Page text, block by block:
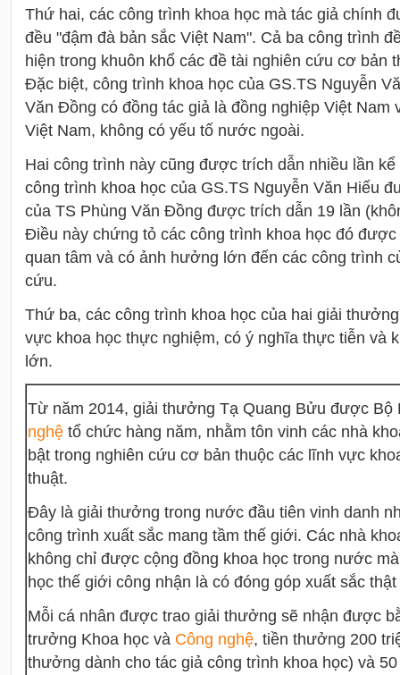
Thứ hai, các công trình khoa học mà tác giả chính
đều "đậm đà bản sắc Việt Nam". Cả ba công trình
hiện trong khuôn khổ các đề tài nghiên cứu cơ bản
Đặc biệt, công trình khoa học của GS.TS Nguyễn
Văn Đồng có đồng tác giả là đồng nghiệp Việt
Việt Nam, không có yếu tố nước ngoài.
Hai công trình này cũng được trích dẫn nhiều lần
công trình khoa học của GS.TS Nguyễn Văn Hiếu
của TS Phùng Văn Đồng được trích dẫn 19 lần
Điều này chứng tỏ các công trình khoa học đó
quan tâm và có ảnh hưởng lớn đến các công trình
cứu.
Thứ ba, các công trình khoa học của hai giải
vực khoa học thực nghiệm, có ý nghĩa thực tiễn và
lớn.
Từ năm 2014, giải thưởng Tạ Quang Bửu được Bộ
nghệ tổ chức hàng năm, nhằm tôn vinh các nhà
bật trong nghiên cứu cơ bản thuộc các lĩnh vực
thuật.
Đây là giải thưởng trong nước đầu tiên vinh danh
công trình xuất sắc mang tầm thế giới. Các nhà
không chỉ được cộng đồng khoa học trong nước
học thế giới công nhận là có đóng góp xuất sắc
Mỗi cá nhân được trao giải thưởng sẽ nhận được
trưởng Khoa học và Công nghệ, tiền thưởng 200
thưởng dành cho tác giả công trình khoa học) và